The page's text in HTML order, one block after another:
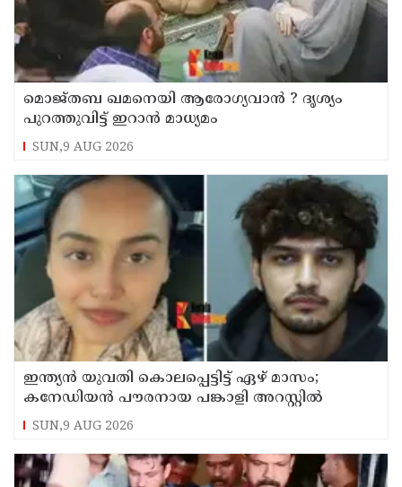
മൊജ്തബ ഖമനെയി ആരോഗ്യവാന്‍ ? ദൃശ്യം
പുറത്തുവിട്ട് ഇറാന്‍ മാധ്യമം
SUN,9 AUG 2026
ഇന്ത്യന്‍ യുവതി കൊലപ്പെട്ടിട്ട് ഏഴ് മാസം;
കനേഡിയന്‍ പൗരനായ പങ്കാളി അറസ്റ്റില്‍
SUN,9 AUG 2026